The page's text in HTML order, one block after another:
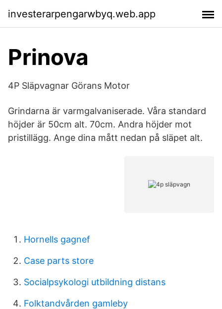
investerarpengarwbyq.web.app
Prinova
4P Släpvagnar Görans Motor
Grindarna är varmgalvaniserade. Våra standard
höjder är 50cm alt. 70cm. Andra höjder mot
pristillägg. Ange dina mått nedan på släpet alt.
Hornells gagnef
Case parts store
Socialpsykologi utbildning distans
Folktandvården gamleby